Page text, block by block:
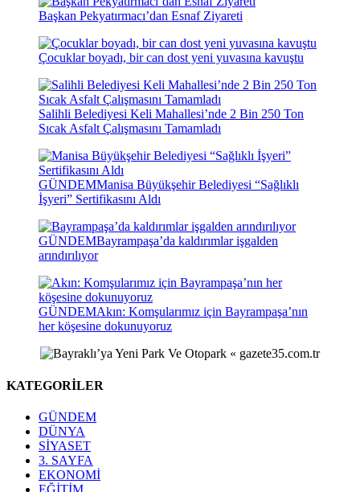
Başkan Pekyatırmacı’dan Esnaf Ziyareti
Çocuklar boyadı, bir can dost yeni yuvasına kavuştu
Salihli Belediyesi Keli Mahallesi’nde 2 Bin 250 Ton
Sıcak Asfalt Çalışmasını Tamamladı
GÜNDEMManisa Büyükşehir Belediyesi “Sağlıklı
İşyeri” Sertifikasını Aldı
GÜNDEMBayrampaşa’da kaldırımlar işgalden
arındırılıyor
GÜNDEMAkın: Komşularımız için Bayrampaşa’nın
her köşesine dokunuyoruz
KATEGORİLER
GÜNDEM
DÜNYA
SİYASET
3. SAYFA
EKONOMİ
EĞİTİM